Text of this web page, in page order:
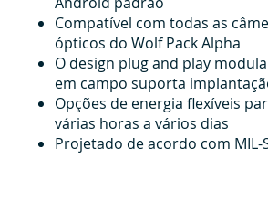
Compatível com todas as
ópticos do Wolf Pack Alpha
O design plug and play
em campo suporta
Opções de energia flexíveis
várias horas a vários dias
Projetado de acordo com MIL-